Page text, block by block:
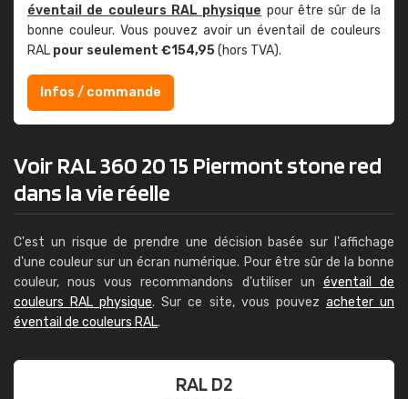
éventail de couleurs RAL physique pour être sûr de la
bonne couleur. Vous pouvez avoir un éventail de couleurs
RAL pour seulement €154,95(hors TVA).
Infos / commande
Voir RAL 360 20 15 Piermont stone red
dans la vie réelle
C'est un risque de prendre une décision basée sur l'affichage
d'une couleur sur un écran numérique. Pour être sûr de la bonne
couleur, nous vous recommandons d'utiliser un éventail de
couleurs RAL physique. Sur ce site, vous pouvez acheter un
éventail de couleurs RAL.
RAL D2